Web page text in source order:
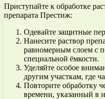
Приступайте к обработке
препарата Престиж:
Одевайте защитные
Нанесите раствор
равномерным слоем с
специальной ёмкости.
Уделяйте особое
другим участкам, где
Повторите обработку
времени, указанный в